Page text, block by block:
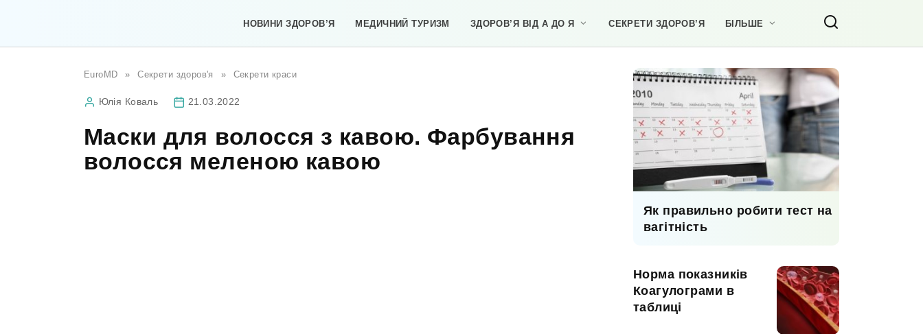
НОВИНИ ЗДОРОВ’Я МЕДИЧНИЙ ТУРИЗМ ЗДОРОВ’Я ВІД А ДО Я СЕКРЕТИ ЗДОРОВ’Я БІЛЬШЕ
EuroMD » Секрети здоров'я » Секрети краси
Юлія Коваль 21.03.2022
Маски для волосся з кавою. Фарбування
волосся меленою кавою
Як правильно робити тест на
вагітність
Норма показників
Коагулограми в
таблиці